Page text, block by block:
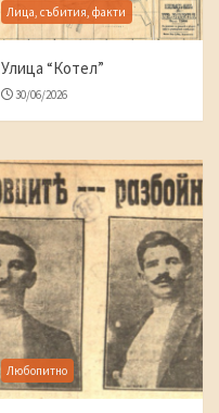
Лица, събития, факти
Улица “Котел”
30/06/2026
Любопитно